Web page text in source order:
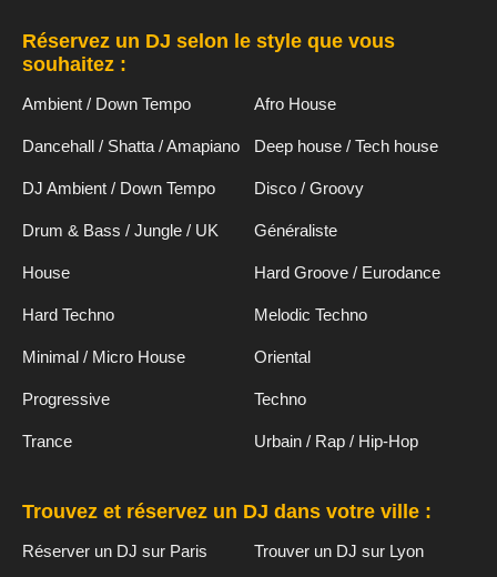
Réservez un DJ selon le style que vous
souhaitez :
Ambient / Down Tempo Afro House
Dancehall / Shatta / Amapiano Deep house / Tech house
DJ Ambient / Down Tempo Disco / Groovy
Drum & Bass / Jungle / UK Généraliste
House Hard Groove / Eurodance
Hard Techno Melodic Techno
Minimal / Micro House Oriental
Progressive Techno
Trance Urbain / Rap / Hip-Hop
Trouvez et réservez un DJ dans votre ville :
Réserver un DJ sur Paris Trouver un DJ sur Lyon